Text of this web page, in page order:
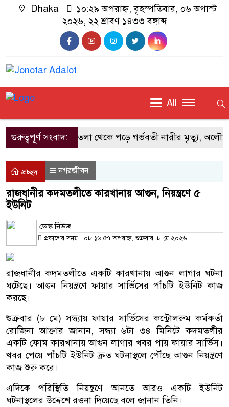
Dhaka
১০:২৯ অপরাহ্ন, বৃহস্পতিবার, ০৬ অগাস্ট
২০২৬, ২২ শ্রাবণ ১৪৩৩ বঙ্গাব্দ
All
গুরুত্বপূর্ণ সংবাদ:১০ তলা থেকে পড়ে গর্ভবতী নারীর মৃত্যু,
প্রচ্ছদ নগরজীবন
রাজধানীর কদমতলীতে কারখানায় আগুন, নিয়ন্ত্রণে ৫
ইউনিট
ডেস্ক নিউজ
প্রকাশের সময় : ০৮:১৬:৫৭ অপরাহ্ন, শুক্রবার, ৮ মে ২০২৬
রাজধানীর কদমতলীতে একটি কারখানায় আগুন লাগার ঘটনা
ঘটেছে। আগুন নিয়ন্ত্রণে ফায়ার সার্ভিসের পাঁচটি ইউনিট কাজ
করছে।
শুক্রবার (৮ মে) সন্ধ্যায় ফায়ার সার্ভিসের কন্ট্রোলরুম কর্মকর্তা
রোজিনা আক্তার জানান, সন্ধ্যা ৬টা ৩৪ মিনিটে কদমতলীর
একটি ফোম কারখানায় আগুন লাগার খবর পায় ফায়ার সার্ভিস।
খবর পেয়ে পাঁচটি ইউনিট দ্রুত ঘটনাস্থলে পৌঁছে আগুন নিয়ন্ত্রণে
কাজ শুরু করে।
এদিকে পরিস্থিতি নিয়ন্ত্রণে আনতে আরও একটি ইউনিট
ঘটনাস্থলের উদ্দেশে রওনা দিয়েছে বলে জানান তিনি।